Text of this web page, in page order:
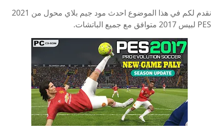
نقدم لكم في هذا الموضوع احدث مود جيم بلاي محول من 2021
PES لبيس 2017 متوافق مع جميع الباتشات.